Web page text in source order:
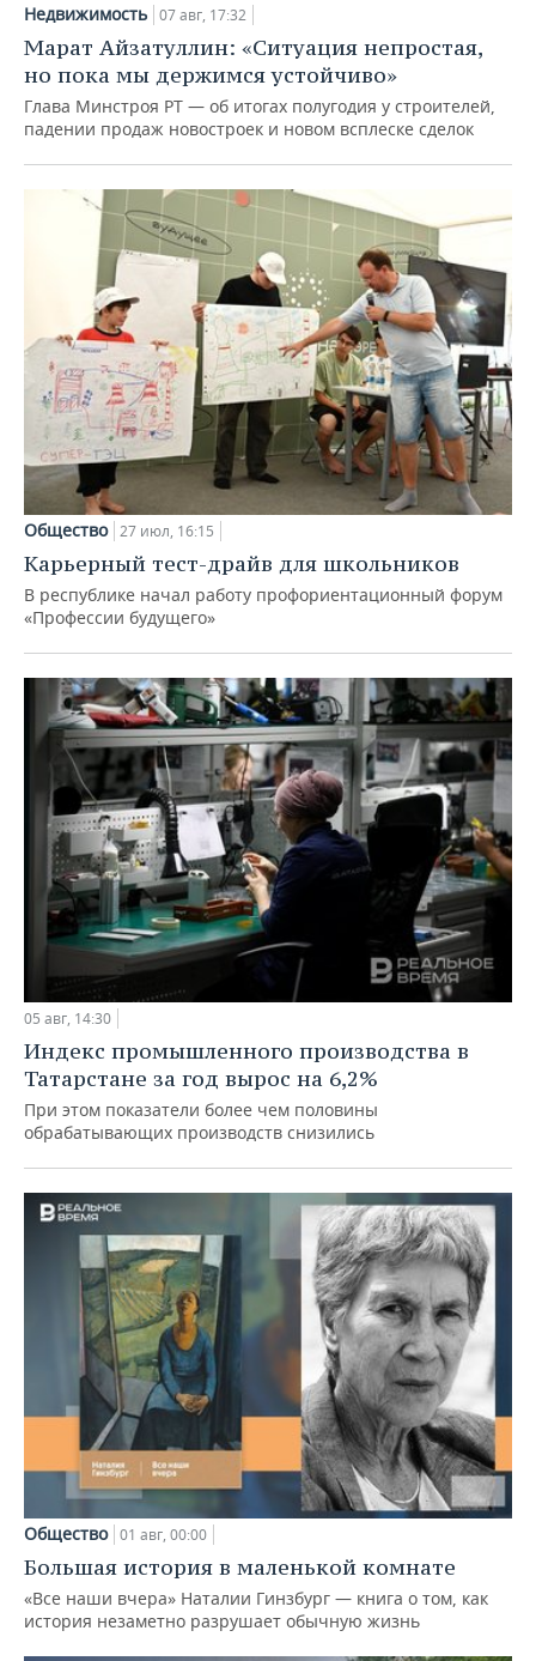
Недвижимость 07 авг, 17:32
Марат Айзатуллин: «Ситуация непростая,
но пока мы держимся устойчиво»
Глава Минстроя РТ — об итогах полугодия у строителей,
падении продаж новостроек и новом всплеске сделок
Общество 27 июл, 16:15
Карьерный тест-драйв для школьников
В республике начал работу профориентационный форум
«Профессии будущего»
05 авг, 14:30
Индекс промышленного производства в
Татарстане за год вырос на 6,2%
При этом показатели более чем половины
обрабатывающих производств снизились
Общество 01 авг, 00:00
Большая история в маленькой комнате
«Все наши вчера» Наталии Гинзбург — книга о том, как
история незаметно разрушает обычную жизнь